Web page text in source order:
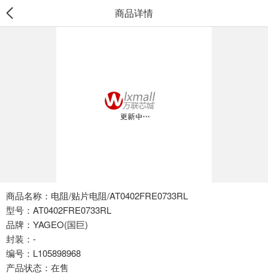
商品详情
商品名称：电阻/贴片电阻/AT0402FRE0733RL
型号：AT0402FRE0733RL
品牌：YAGEO(国巨)
封装：-
编号：L105898968
产品状态：在售